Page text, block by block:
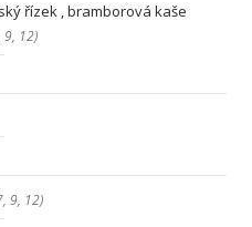
řízek , bramborová kaše
9, 12)
, 9, 12)